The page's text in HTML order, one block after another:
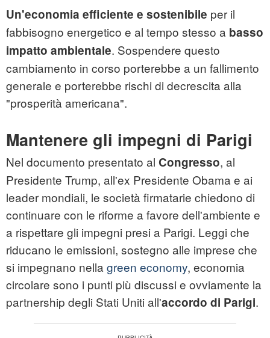
Un'economia efficiente e sostenibile per il
fabbisogno energetico e al tempo stesso a basso
impatto ambientale. Sospendere questo
cambiamento in corso porterebbe a un fallimento
generale e porterebbe rischi di decrescita alla
"prosperità americana".
Mantenere gli impegni di Parigi
Nel documento presentato al Congresso, al
Presidente Trump, all'ex Presidente Obama e ai
leader mondiali, le società firmatarie chiedono di
continuare con le riforme a favore dell'ambiente e
a rispettare gli impegni presi a Parigi. Leggi che
riducano le emissioni, sostegno alle imprese che
si impegnano nella green economy, economia
circolare sono i punti più discussi e ovviamente la
partnership degli Stati Uniti all'accordo di Parigi.